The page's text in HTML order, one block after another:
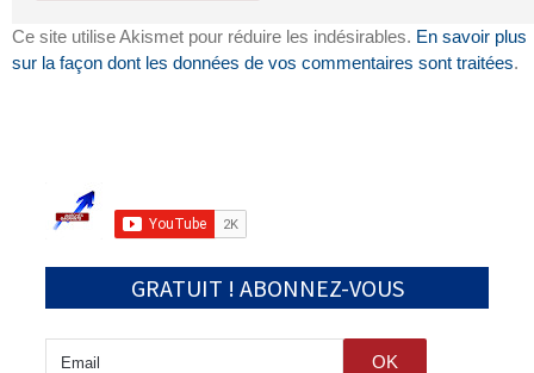
Ce site utilise Akismet pour réduire les indésirables. En savoir plus
sur la façon dont les données de vos commentaires sont traitées.
GRATUIT ! ABONNEZ-VOUS
OK